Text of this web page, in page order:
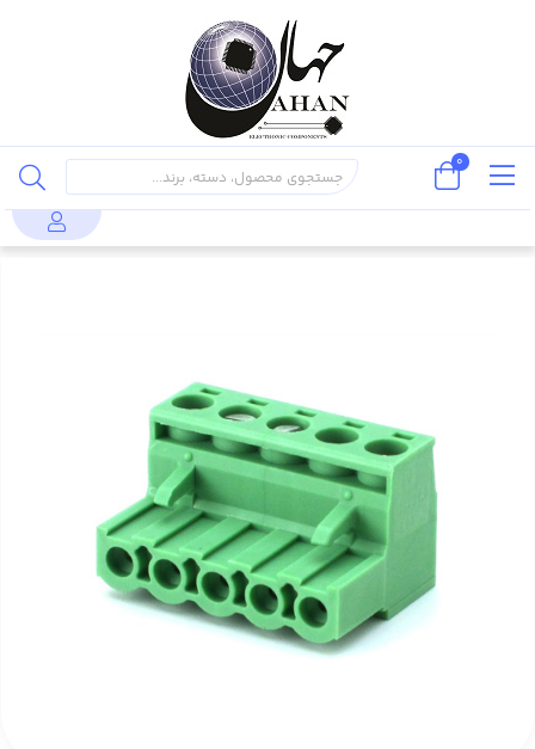
محصولات
کانکتور5 پین فونیکس مادگی- (PHOENIX 5
0